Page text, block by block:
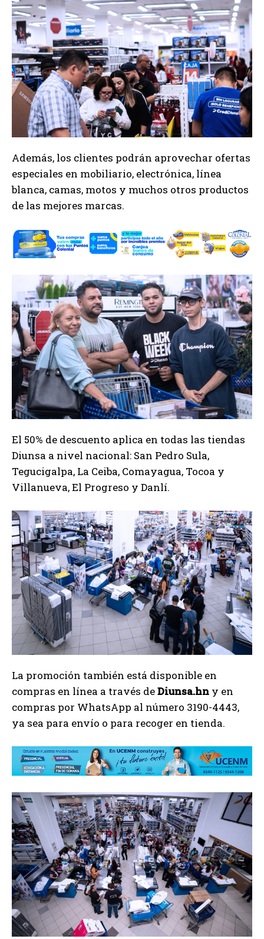
Además, los clientes podrán aprovechar ofertas
especiales en mobiliario, electrónica, línea
blanca, camas, motos y muchos otros productos
de las mejores marcas.
El 50% de descuento aplica en todas las tiendas
Diunsa a nivel nacional: San Pedro Sula,
Tegucigalpa, La Ceiba, Comayagua, Tocoa y
Villanueva, El Progreso y Danlí.
La promoción también está disponible en
compras en línea a través deDiunsa.hn y en
compras por WhatsApp al número 3190-4443,
ya sea para envío o para recoger en tienda.